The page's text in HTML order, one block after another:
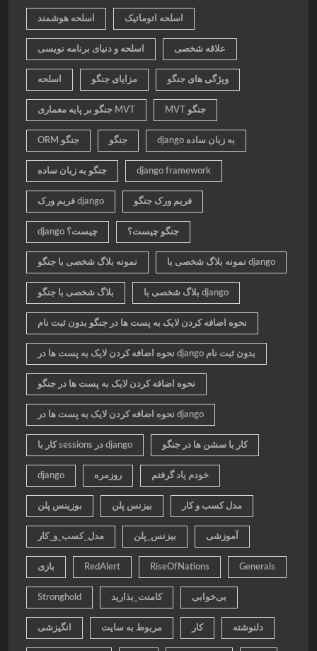
اسلحه هوشمند اسلحه اتوماتیک
اسلحه و دنیای برنامه نویسی علاقه شخصی
اسلحه مزایای جنگو ویژگی های جنگو
جنگو بر پایه معماری MVT MVT جنگو
ORM جنگو جنگو django به زبان ساده
جنگو به زبان ساده django framework
فریم ورک django فریم ورک جنگو
django چیست؟ جنگو چیست؟
نمونه بلاگ شخصی با جنگو نمونه بلاگ شخصی با django
بلاگ شخصی با جنگو بلاگ شخصی با django
نحوه اضافه کردن لایک به پست ها در جنگو بدون ثبت نام
نحوه اضافه کردن لایک به پست ها در django بدون ثبت نام
نحوه اضافه کردن لایک به پست ها در جنگو
نحوه اضافه کردن لایک به پست ها در django
کار با sessions در django کار با سشن ها در جنگو
django روزمره خودم یاد گرفتم
بوزینس پلن بیزنس پلن مدل کسب و کار
مدل_کسب_و_کار بیزنس_پلن آموزشی
بازی RedAlert RiseOfNations Generals
Stronghold کامنت_بذارید بی‌خوابی
انگیزشی مربوط به سایت کار دلنوشته